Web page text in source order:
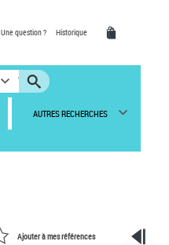
Une question ? Historique
AUTRES RECHERCHES
Ajouter à mes références